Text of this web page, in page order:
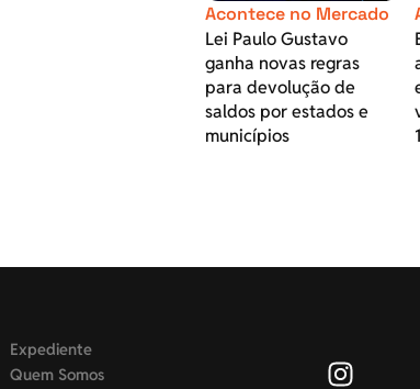
Acontece no Mercado
Lei Paulo Gustavo
ganha novas regras
para devolução de
saldos por estados e
municípios
Expediente
Quem Somos